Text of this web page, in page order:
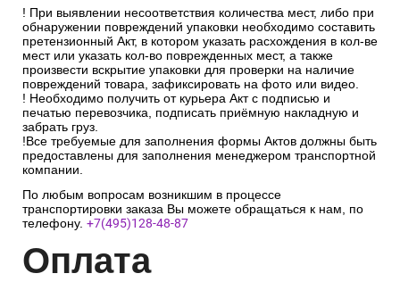
! При выявлении несоответствия количества мест, либо при
обнаружении повреждений упаковки необходимо составить
претензионный Акт, в котором указать расхождения в кол-ве
мест или указать кол-во поврежденных мест, а также
произвести вскрытие упаковки для проверки на наличие
повреждений товара, зафиксировать на фото или видео.
! Необходимо получить от курьера Акт с подписью и
печатью перевозчика, подписать приёмную накладную и
забрать груз.
!Все требуемые для заполнения формы Актов должны быть
предоставлены для заполнения менеджером транспортной
компании.
По любым вопросам возникшим в процессе
транспортировки заказа Вы можете обращаться к нам, по
телефону. +7(495)128-48-87
Оплата